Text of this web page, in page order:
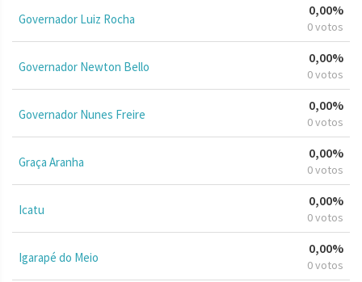
Governador Luiz Rocha
0,00%
0 votos
Governador Newton Bello
0,00%
0 votos
Governador Nunes Freire
0,00%
0 votos
Graça Aranha
0,00%
0 votos
Icatu
0,00%
0 votos
Igarapé do Meio
0,00%
0 votos